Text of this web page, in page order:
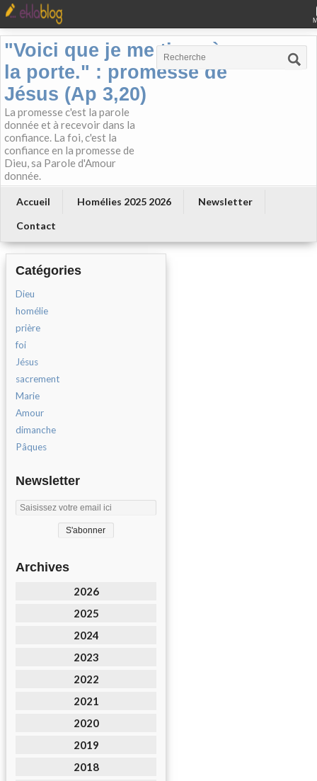
"Voici que je me tiens à
la porte." : promesse de
Jésus (Ap 3,20)
La promesse c'est la parole
donnée et à recevoir dans la
confiance. La foi, c'est la
confiance en la promesse de
Dieu, sa Parole d'Amour
donnée.
Accueil Homélies 2025 2026
Newsletter
Contact
Catégories
Dieu
homélie
prière
foi
Jésus
sacrement
Marie
Amour
dimanche
Pâques
Newsletter
Archives
2026
2025
2024
2023
2022
2021
2020
2019
2018